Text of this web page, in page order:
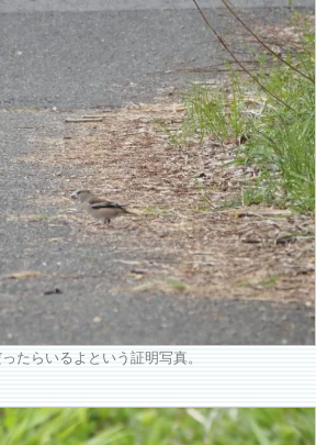
たらいるよという証明写真。